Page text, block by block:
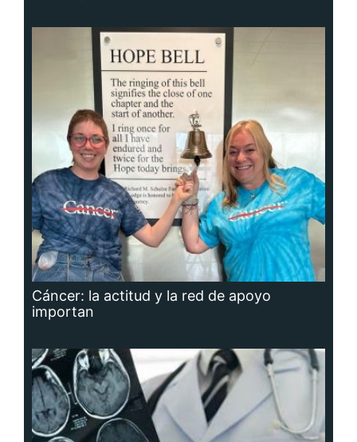
Cáncer: la actitud y la red de apoyo
importan